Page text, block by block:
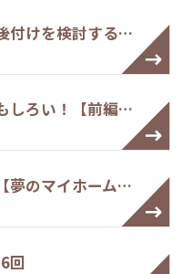
付けを検討する…
しろい！【前編…
のマイホーム…
回